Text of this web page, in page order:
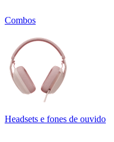
Combos
Headsets e fones de ouvido